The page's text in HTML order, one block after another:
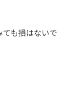
も損はないで